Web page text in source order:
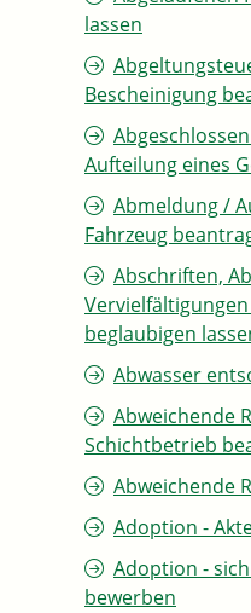
lassen
Bescheinigung
Aufteilung eines
Abmeldung /
Fahrzeug
Abschriften,
beglaubigen
Abwasser
Abweichende
Schichtbetrieb
Abweichende
Adoption -
Adoption -
bewerben